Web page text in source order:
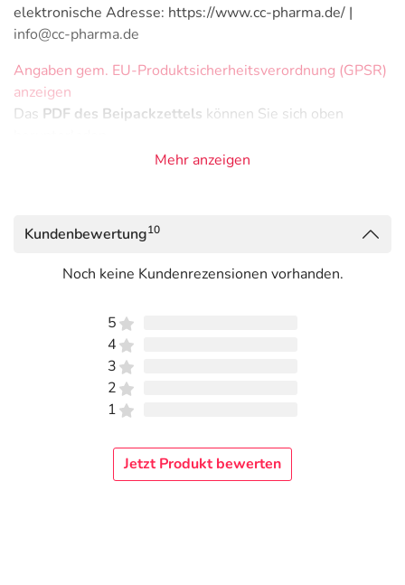
elektronische Adresse: https://www.cc-pharma.de/ |
info@cc-pharma.de
Angaben gem. EU-Produktsicherheitsverordnung (GPSR)
anzeigen
Das PDF des Beipackzettels können Sie sich oben
Mehr anzeigen
Kundenbewertung10
Noch keine Kundenrezensionen vorhanden.
5
4
3
2
1
Jetzt Produkt bewerten